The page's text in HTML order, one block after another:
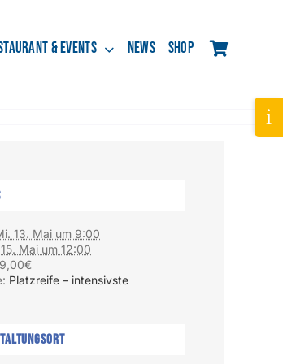
& Events News Shop
13. Mai um 9:00
15. Mai um 12:00
Platzreife – intensivste